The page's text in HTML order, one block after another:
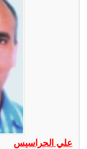
علي الحراسيس